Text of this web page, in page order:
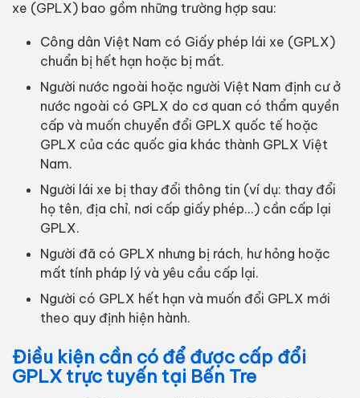
xe (GPLX) bao gồm những trường hợp sau:
Công dân Việt Nam có Giấy phép lái xe (GPLX)
chuẩn bị hết hạn hoặc bị mất.
Người nước ngoài hoặc người Việt Nam định cư ở
nước ngoài có GPLX do cơ quan có thẩm quyền
cấp và muốn chuyển đổi GPLX quốc tế hoặc
GPLX của các quốc gia khác thành GPLX Việt
Nam.
Người lái xe bị thay đổi thông tin (ví dụ: thay đổi
họ tên, địa chỉ, nơi cấp giấy phép...) cần cấp lại
GPLX.
Người đã có GPLX nhưng bị rách, hư hỏng hoặc
mất tính pháp lý và yêu cầu cấp lại.
Người có GPLX hết hạn và muốn đổi GPLX mới
theo quy định hiện hành.
Điều kiện cần có để được cấp đổi
GPLX trực tuyến tại Bến Tre